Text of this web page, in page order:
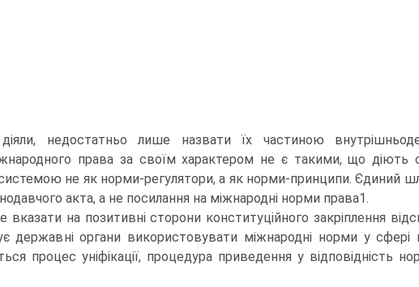
недостатньо лише назвати їх частиною
права за своїм характером не є такими, що діють
не як норми-регулятори, а як норми-принципи. Єдиний
акта, а не посилання на міжнародні норми права1.
на позитивні сторони конституційного закріплення
державні органи використовувати міжнародні норми у
процес уніфікації, процедура приведення у відповідність